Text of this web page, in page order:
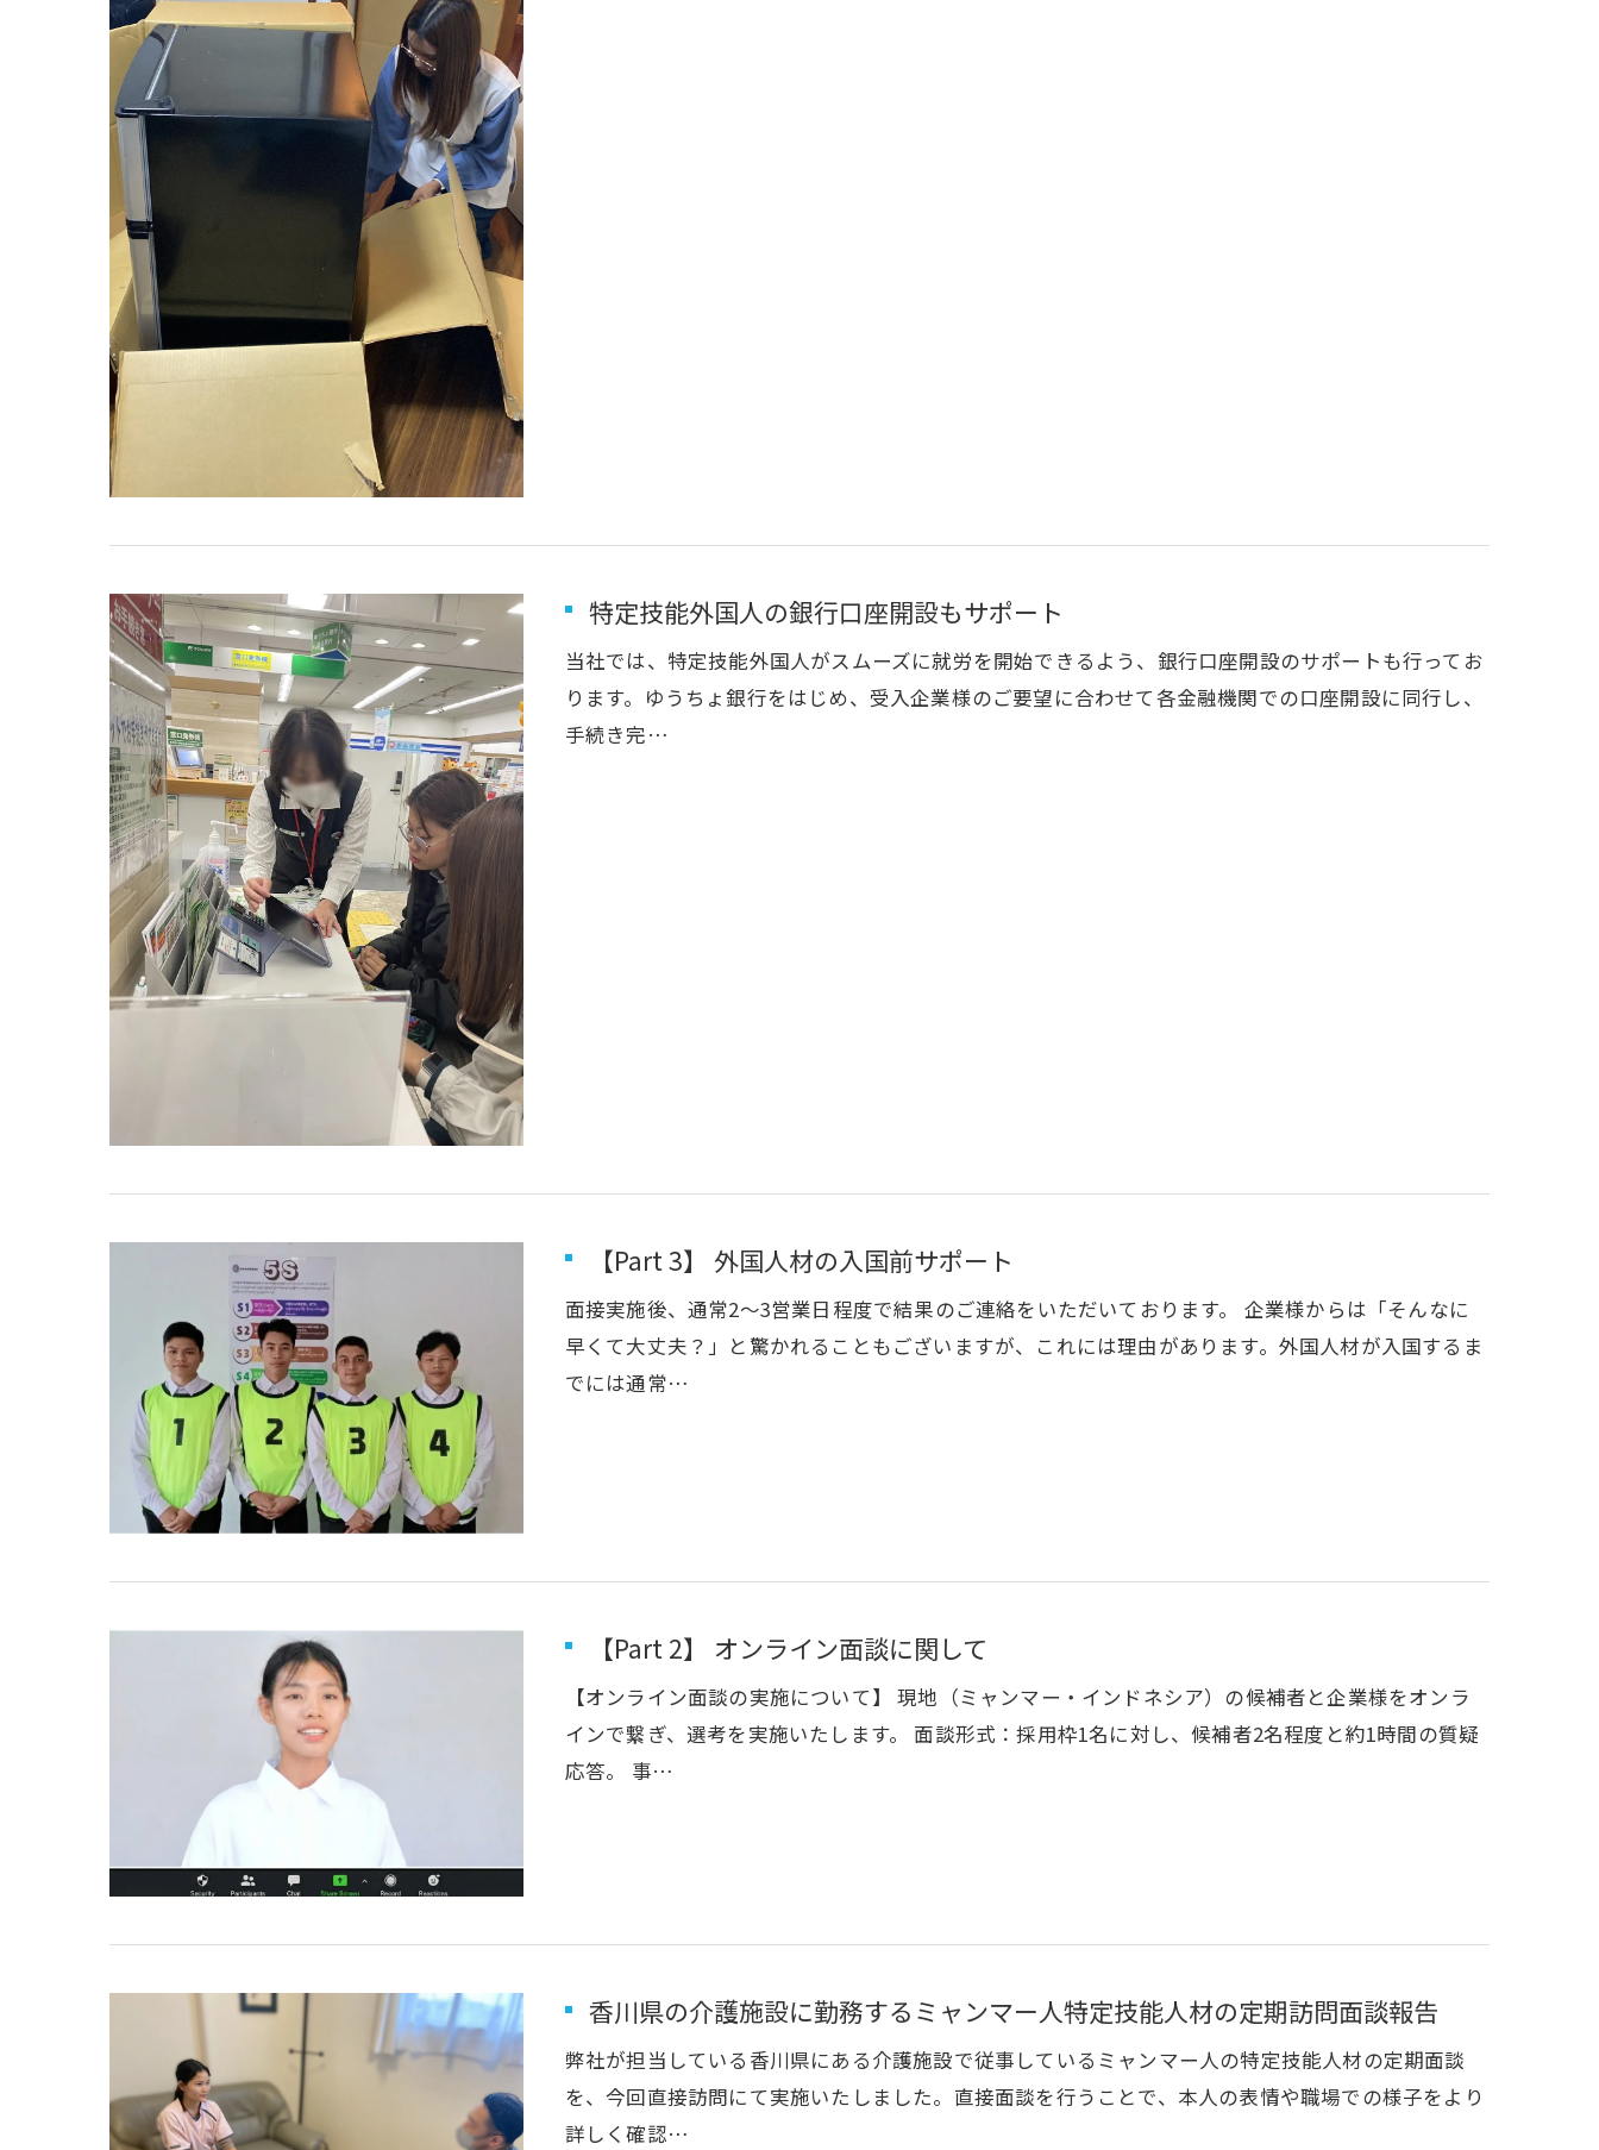
特定技能外国人の銀行口座開設もサポート
当社では、特定技能外国人がスムーズに就労を開始できるよう、銀行口座開設のサポートも行ってお
ります。ゆうちょ銀行をはじめ、受入企業様のご要望に合わせて各金融機関での口座開設に同行し、
手続き完…
【Part 3】 外国人材の入国前サポート
面接実施後、通常2～3営業日程度で結果のご連絡をいただいております。 企業様からは「そんなに
早くて大丈夫？」と驚かれることもございますが、これには理由があります。外国人材が入国するま
でには通常…
【Part 2】 オンライン面談に関して
【オンライン面談の実施について】 現地（ミャンマー・インドネシア）の候補者と企業様をオンラ
インで繋ぎ、選考を実施いたします。 面談形式：採用枠1名に対し、候補者2名程度と約1時間の質疑
応答。 事…
香川県の介護施設に勤務するミャンマー人特定技能人材の定期訪問面談報告
弊社が担当している香川県にある介護施設で従事しているミャンマー人の特定技能人材の定期面談
を、今回直接訪問にて実施いたしました。直接面談を行うことで、本人の表情や職場での様子をより
詳しく確認…